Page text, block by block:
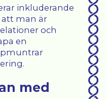
inkluderande
att man är
och
en
med